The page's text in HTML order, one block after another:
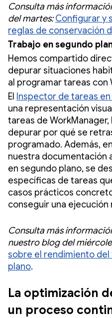
Consulta más
del martes: Configurar y
reglas de conservación
Trabajo en segundo
Hemos compartido
depurar situaciones
al programar tareas con
El Inspector de tareas
una representación
tareas de WorkManager,
depurar por qué se
programado. Además,
nuestra documentación
en segundo plano, se
específicas de tareas
casos prácticos
conseguir una ejecución
Consulta más
nuestro blog del
sobre el rendimiento
plano.
La optimización
un proceso